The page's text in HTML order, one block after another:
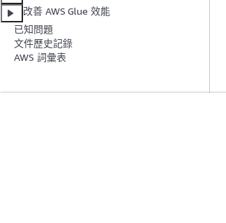
改善 AWS Glue 效能
已知問題
文件歷史記錄
AWS 詞彙表